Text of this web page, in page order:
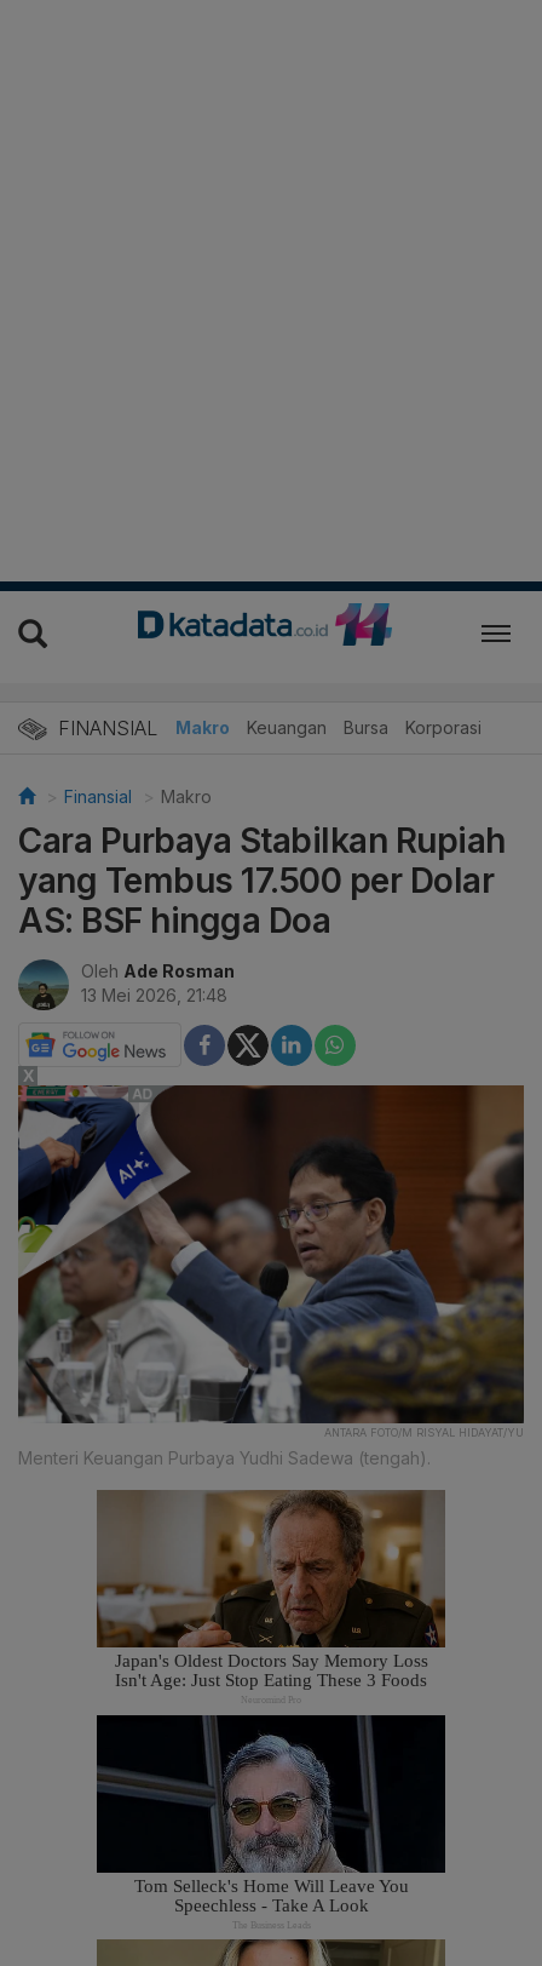
FINANSIAL Makro Keuangan Bursa Korporasi
Finansial Makro
Cara Purbaya Stabilkan Rupiah
yang Tembus 17.500 per Dolar
AS: BSF hingga Doa
Oleh Ade Rosman
13 Mei 2026, 21:48
ANTARA FOTO/M RISYAL HIDAYAT/YU
Menteri Keuangan Purbaya Yudhi Sadewa (tengah).
X